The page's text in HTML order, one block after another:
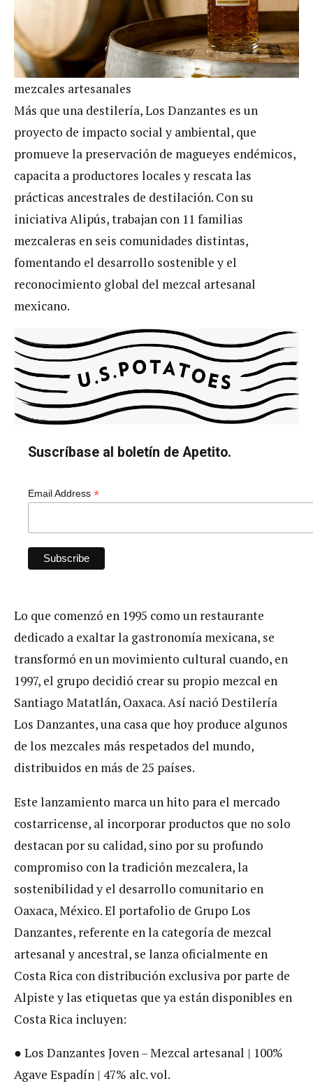
mezcales artesanales
Más que una destilería, Los Danzantes es un
proyecto de impacto social y ambiental, que
promueve la preservación de magueyes endémicos,
capacita a productores locales y rescata las
prácticas ancestrales de destilación. Con su
iniciativa Alipús, trabajan con 11 familias
mezcaleras en seis comunidades distintas,
fomentando el desarrollo sostenible y el
reconocimiento global del mezcal artesanal
mexicano.
Suscríbase al boletín de Apetito.
Email Address *
Lo que comenzó en 1995 como un restaurante
dedicado a exaltar la gastronomía mexicana, se
transformó en un movimiento cultural cuando, en
1997, el grupo decidió crear su propio mezcal en
Santiago Matatlán, Oaxaca. Así nació Destilería
Los Danzantes, una casa que hoy produce algunos
de los mezcales más respetados del mundo,
distribuidos en más de 25 países.
Este lanzamiento marca un hito para el mercado
costarricense, al incorporar productos que no solo
destacan por su calidad, sino por su profundo
compromiso con la tradición mezcalera, la
sostenibilidad y el desarrollo comunitario en
Oaxaca, México. El portafolio de Grupo Los
Danzantes, referente en la categoría de mezcal
artesanal y ancestral, se lanza oficialmente en
Costa Rica con distribución exclusiva por parte de
Alpiste y las etiquetas que ya están disponibles en
Costa Rica incluyen:
● Los Danzantes Joven – Mezcal artesanal | 100%
Agave Espadín | 47% alc. vol.